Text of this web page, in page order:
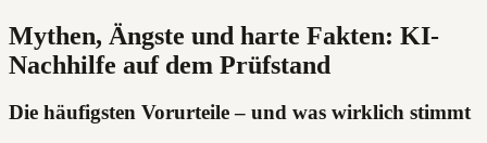
Mythen, Ängste und harte Fakten: KI-
Nachhilfe auf dem Prüfstand
Die häufigsten Vorurteile – und was wirklich stimmt